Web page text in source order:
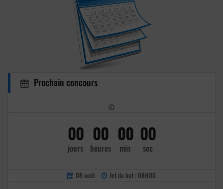
Prochain concours
00
jours
00
heures
00
min
00
sec
08 août Jet du but : 08H00